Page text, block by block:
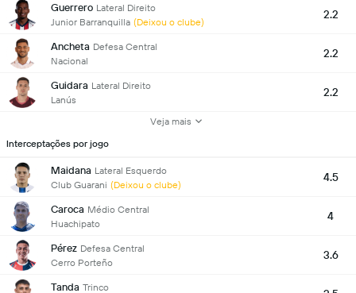
Guerrero Lateral Direito
Junior Barranquilla (Deixou o clube)
2.2
Ancheta Defesa Central
Nacional
2.2
Guidara Lateral Direito
Lanús
2.2
Veja mais
Interceptações por jogo
Maidana Lateral Esquerdo
Club Guarani (Deixou o clube)
4.5
Caroca Médio Central
Huachipato
4
Pérez Defesa Central
Cerro Porteño
3.6
Tanda Trinco